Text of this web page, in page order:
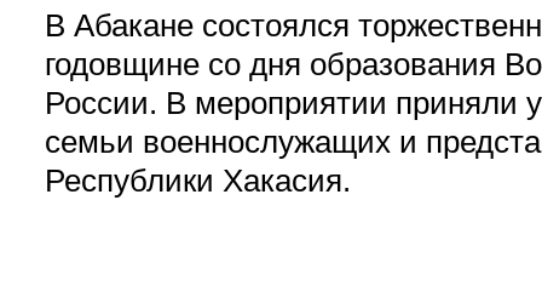
В Абакане состоялся
годовщине со дня образования
России. В мероприятии приняли
семьи военнослужащих и
Республики Хакасия.